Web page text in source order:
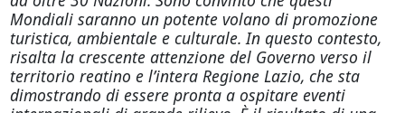
Mondiali saranno un potente volano di promozione
turistica, ambientale e culturale. In questo contesto,
risalta la crescente attenzione del Governo verso il
territorio reatino e l’intera Regione Lazio, che sta
dimostrando di essere pronta a ospitare eventi